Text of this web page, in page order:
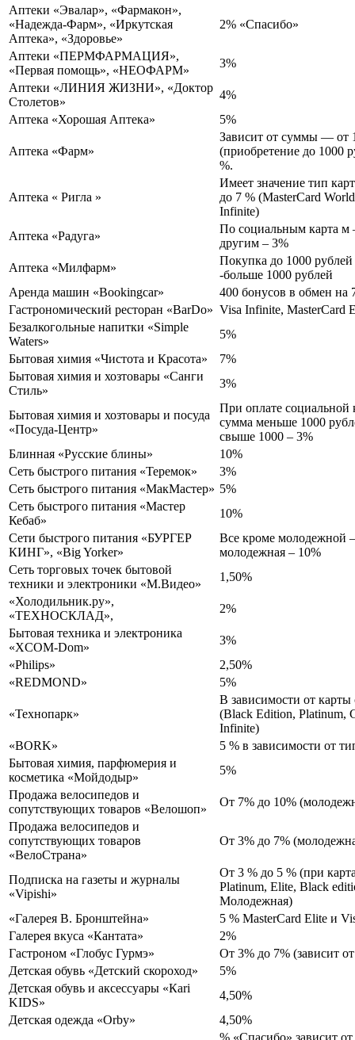
Аптеки «Эвалар», «Фармакон»,
«Надежда-Фарм», «Иркутская
Аптека», «Здоровье»
2% «Спасибо»
Аптеки «ПЕРМФАРМАЦИЯ»,
«Первая помощь», «НЕОФАРМ»
3%
Аптеки «ЛИНИЯ ЖИЗНИ», «Доктор
Столетов»
4%
Аптека «Хорошая Аптека»
5%
Аптека «Фарм»
Зависит от суммы — от
(приобретение до 1000
%.
Аптека « Ригла »
Имеет значение тип
до 7 % (MasterCard
Infinite)
Аптека «Радуга»
По социальным карта м
другим – 3%
Аптека «Милфарм»
Покупка до 1000
-больше 1000 рублей
Аренда машин «Bookingcar»
400 бонусов в обмен на
Гастрономический ресторан «BarDo» Visa Infinite, MasterCard
Безалкогольные напитки «Simple
Waters»
5%
Бытовая химия «Чистота и Красота»
7%
Бытовая химия и хозтовары «Санги
Стиль»
3%
Бытовая химия и хозтовары и посуда
«Посуда-Центр»
При оплате социальной
сумма меньше 1000
свыше 1000 – 3%
Блинная «Русские блины»
10%
Сеть быстрого питания «Теремок»
3%
Сеть быстрого питания «МакМастер» 5%
Сеть быстрого питания «Мастер
Кебаб»
10%
Сети быстрого питания «БУРГЕР
КИНГ», «Big Yorker»
Все кроме молодежной
молодежная – 10%
Сеть торговых точек бытовой
техники и электроники «М.Видео»
1,50%
«Холодильник.ру»,
«ТЕХНОСКЛАД»,
2%
Бытовая техника и электроника
«XCOM-Dom»
3%
«Philips»
2,50%
«REDMOND»
5%
«Технопарк»
В зависимости от карты
(Black Edition, Platinum,
Infinite)
«BORK»
5 % в зависимости от
Бытовая химия, парфюмерия и
косметика «Мойдодыр»
5%
Продажа велосипедов и
сопутствующих товаров «Велошоп»
От 7% до 10%
Продажа велосипедов и
сопутствующих товаров
«ВелоСтрана»
От 3% до 7%
Подписка на газеты и журналы
«Vipishi»
От 3 % до 5 % (при
Platinum, Elite, Black
Молодежная)
«Галерея В. Бронштейна»
5 % MasterCard Elite и
Галерея вкуса «Кантата»
2%
Гастроном «Глобус Гурмэ»
От 3% до 7% (зависит
Детская обувь «Детский скороход»
5%
Детская обувь и аксессуары «Кari
KIDS»
4,50%
Детская одежда «Orby»
4,50%
% «Спасибо» зависит